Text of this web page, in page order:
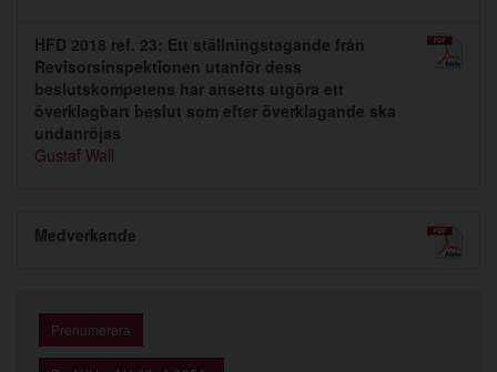
HFD 2018 ref. 23: Ett ställningstagande från
Revisorsinspektionen utanför dess
beslutskompetens har ansetts utgöra ett
överklagbart beslut som efter överklagande ska
undanröjas
Gustaf Wall
Medverkande
Prenumerera